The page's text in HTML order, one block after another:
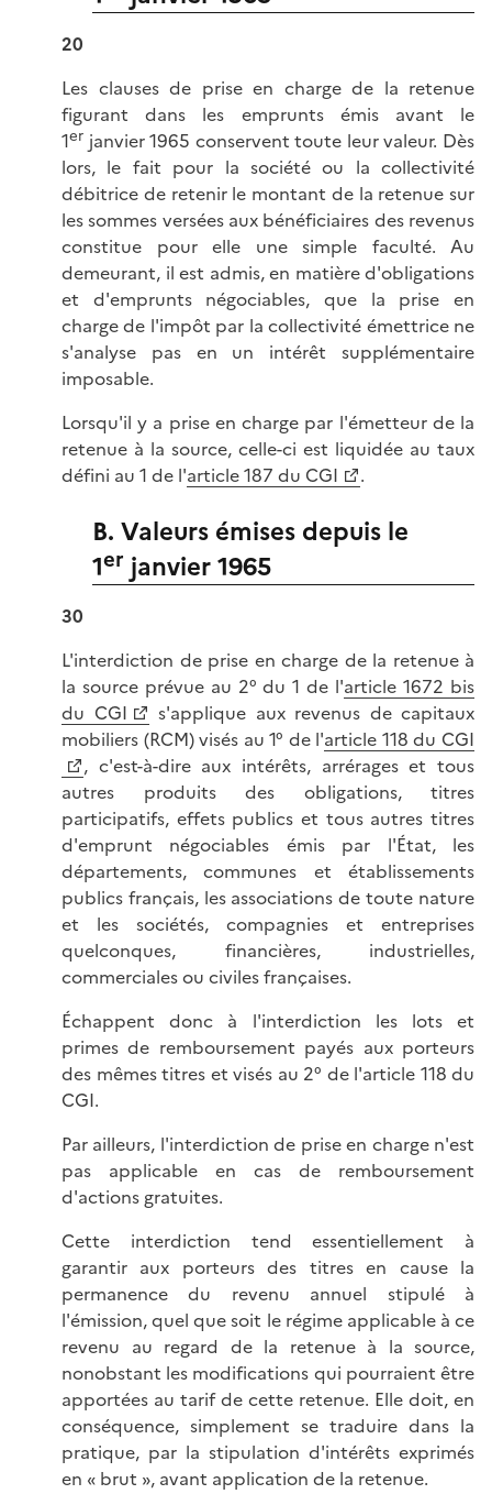
20
Les clauses de prise en charge de la retenue
figurant dans les emprunts émis avant le
1er janvier 1965 conservent toute leur valeur. Dès
lors, le fait pour la société ou la collectivité
débitrice de retenir le montant de la retenue sur
les sommes versées aux bénéficiaires des revenus
constitue pour elle une simple faculté. Au
demeurant, il est admis, en matière d'obligations
et d'emprunts négociables, que la prise en
charge de l'impôt par la collectivité émettrice ne
s'analyse pas en un intérêt supplémentaire
imposable.
Lorsqu'il y a prise en charge par l'émetteur de la
retenue à la source, celle-ci est liquidée au taux
défini au 1 de l'article 187 du CGI .
B. Valeurs émises depuis le
1er janvier 1965
30
L'interdiction de prise en charge de la retenue à
la source prévue au 2° du 1 de l'article 1672 bis
du CGI
s'applique aux revenus de capitaux
mobiliers (RCM) visés au 1° de l'article 118 du CGI
, c'est-à-dire aux intérêts, arrérages et tous
autres produits des obligations, titres
participatifs, effets publics et tous autres titres
d'emprunt négociables émis par l'État, les
départements, communes et établissements
publics français, les associations de toute nature
et les sociétés, compagnies et entreprises
quelconques, financières, industrielles,
commerciales ou civiles françaises.
Échappent donc à l'interdiction les lots et
primes de remboursement payés aux porteurs
des mêmes titres et visés au 2° de l'article 118 du
CGI.
Par ailleurs, l'interdiction de prise en charge n'est
pas applicable en cas de remboursement
d'actions gratuites.
Cette interdiction tend essentiellement à
garantir aux porteurs des titres en cause la
permanence du revenu annuel stipulé à
l'émission, quel que soit le régime applicable à ce
revenu au regard de la retenue à la source,
nonobstant les modifications qui pourraient être
apportées au tarif de cette retenue. Elle doit, en
conséquence, simplement se traduire dans la
pratique, par la stipulation d'intérêts exprimés
en « brut », avant application de la retenue.